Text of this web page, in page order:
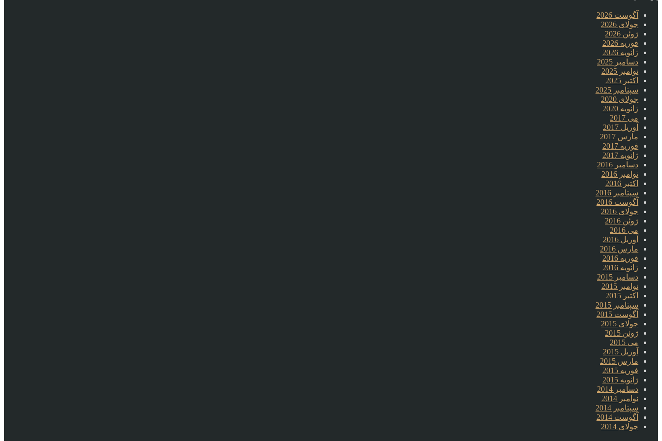
آگوست 2026
جولای 2026
ژوئن 2026
فوریه 2026
ژانویه 2026
دسامبر 2025
نوامبر 2025
اکتبر 2025
سپتامبر 2025
جولای 2020
ژانویه 2020
می 2017
آوریل 2017
مارس 2017
فوریه 2017
ژانویه 2017
دسامبر 2016
نوامبر 2016
اکتبر 2016
سپتامبر 2016
آگوست 2016
جولای 2016
ژوئن 2016
می 2016
آوریل 2016
مارس 2016
فوریه 2016
ژانویه 2016
دسامبر 2015
نوامبر 2015
اکتبر 2015
سپتامبر 2015
آگوست 2015
جولای 2015
ژوئن 2015
می 2015
آوریل 2015
مارس 2015
فوریه 2015
ژانویه 2015
دسامبر 2014
نوامبر 2014
سپتامبر 2014
آگوست 2014
جولای 2014